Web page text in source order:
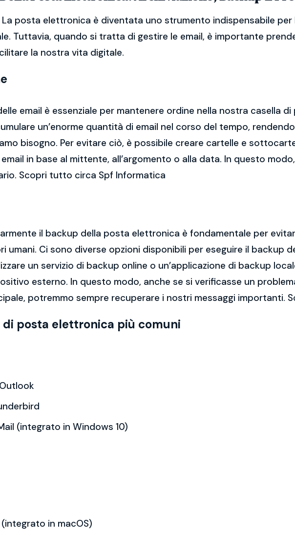
posta elettronica è diventata uno strumento indispensabile per
Tuttavia, quando si tratta di gestire le email, è importante
la nostra vita digitale.
email è essenziale per mantenere ordine nella nostra casella
un’enorme quantità di email nel corso del tempo,
bisogno. Per evitare ciò, è possibile creare cartelle e
in base al mittente, all’argomento o alla data. In questo
Scopri tutto circa Spf Informatica
il backup della posta elettronica è fondamentale per
umani. Ci sono diverse opzioni disponibili per eseguire il backup
un servizio di backup online o un’applicazione di backup
esterno. In questo modo, anche se si verificasse un
potremmo sempre recuperare i nostri messaggi importanti.
di posta elettronica più comuni
(integrato in Windows 10)
in macOS)